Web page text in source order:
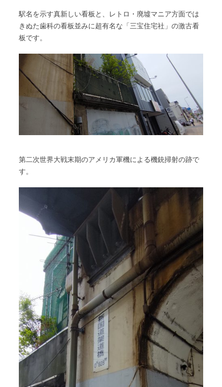
駅名を示す真新しい看板と、レトロ・廃墟マニア方面では
きぬた歯科の看板並みに超有名な「三宝住宅社」の激古看
板です。
第二次世界大戦末期のアメリカ軍機による機銃掃射の跡で
す。